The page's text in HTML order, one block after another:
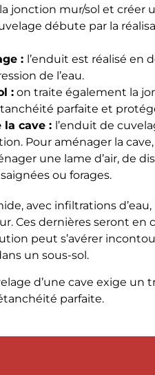
jonction mur/sol et créer
débute par la
: l’enduit est réalisé en
de l’eau.
:on traite également la
parfaite et
cave : l’enduit de
Pour aménager la
une lame d’air, de
ou forages.
avec infiltrations
Ces dernières seront en
peut s’avérer
un sous-sol.
d’une cave exige un
parfaite.